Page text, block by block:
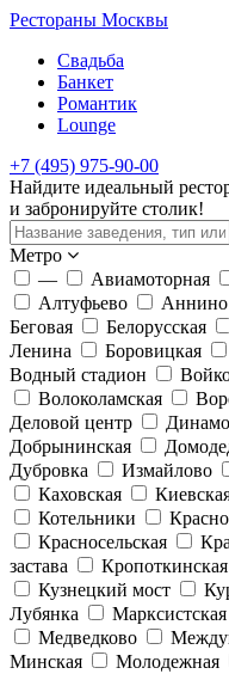
Рестораны Москвы
Свадьба
Банкет
Романтик
Lounge
+7 (495) 975-90-00
Найдите идеальный
и забронируйте столик!
Метро
—
Авиамоторная
Алтуфьево
Аннино
Беговая
Белорусская
Ленина
Боровицкая
Водный стадион
Волоколамская
Деловой центр
Динамо
Добрынинская
Дубровка
Измайлово
Каховская
Котельники
Красносельская
застава
Кропоткинская
Кузнецкий мост
Лубянка
Марксистская
Медведково
Минская
Молодежная